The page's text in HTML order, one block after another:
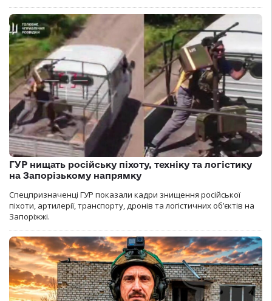
ГУР нищать російську піхоту, техніку та логістику
на Запорізькому напрямку
Спецпризначенці ГУР показали кадри знищення російської
піхоти, артилерії, транспорту, дронів та логістичних об’єктів на
Запоріжжі.